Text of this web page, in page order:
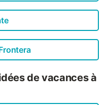
de vacances à